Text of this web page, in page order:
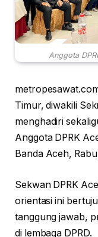
Anggota
Timur, diwakili
menghadiri
Anggota DPRK
Banda Aceh,
Sekwan DPRK
orientasi ini
tanggung jawab,
di lembaga DPRD.